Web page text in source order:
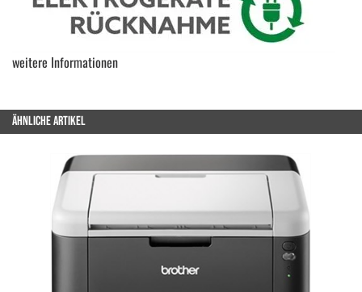
weitere Informationen
ÄHNLICHE ARTIKEL